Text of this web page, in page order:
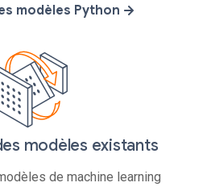
modèles Python
modèles existants
de machine learning